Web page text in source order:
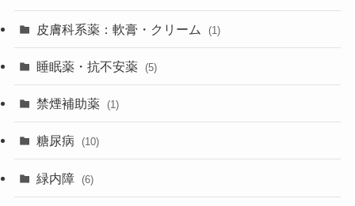
皮膚科系薬：軟膏・クリーム (1)
睡眠薬・抗不安薬 (5)
禁煙補助薬 (1)
糖尿病 (10)
緑内障 (6)